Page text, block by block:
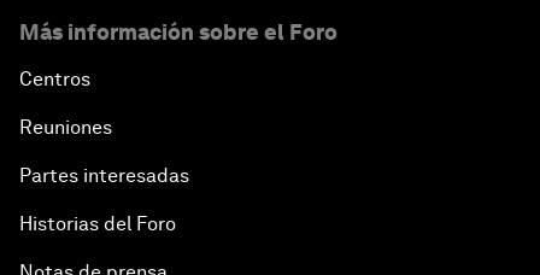
Más información sobre el Foro
Centros
Reuniones
Partes interesadas
Historias del Foro